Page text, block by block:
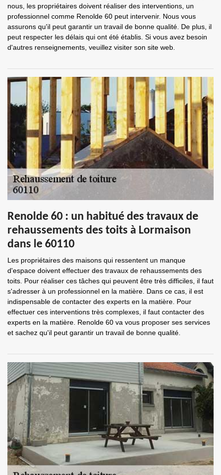
nous, les propriétaires doivent réaliser des interventions, un
professionnel comme Renolde 60 peut intervenir. Nous vous
assurons qu'il peut garantir un travail de bonne qualité. De plus, il
peut respecter les délais qui ont été établis. Si vous avez besoin
d'autres renseignements, veuillez visiter son site web.
Renolde 60 : un habitué des travaux de
rehaussements des toits à Lormaison
dans le 60110
Les propriétaires des maisons qui ressentent un manque
d'espace doivent effectuer des travaux de rehaussements des
toits. Pour réaliser ces tâches qui peuvent être très difficiles, il faut
s'adresser à un professionnel en la matière. Dans ce cas, il est
indispensable de contacter des experts en la matière. Pour
effectuer ces interventions très complexes, il faut contacter des
experts en la matière. Renolde 60 va vous proposer ses services
et sachez qu'il peut garantir un travail de bonne qualité.